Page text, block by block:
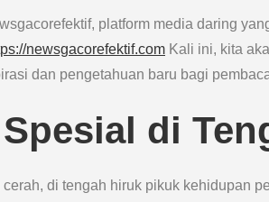
platform media daring
newsgacorefektif.com Kali ini, kita
dan pengetahuan baru bagi
di
di tengah hiruk pikuk kehidupan